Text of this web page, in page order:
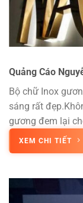
Quảng Cáo
Bộ chữ Inox
sáng rất
gương đem lại
XEM CHI TIẾT